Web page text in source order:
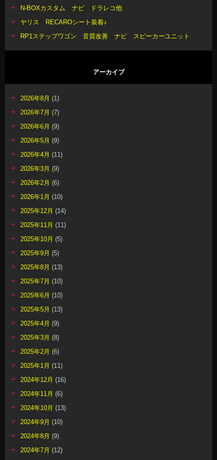
N-BOXカスタム ナビ ドラレコ他
ヤリス RECAROシート装着♪
RP1ステップワゴン 音質改善 ナビ スピーカーユニット
アーカイブ
2026年8月 (1)
2026年7月 (7)
2026年6月 (9)
2026年5月 (9)
2026年4月 (11)
2026年3月 (9)
2026年2月 (6)
2026年1月 (10)
2025年12月 (14)
2025年11月 (11)
2025年10月 (5)
2025年9月 (5)
2025年8月 (13)
2025年7月 (10)
2025年6月 (10)
2025年5月 (13)
2025年4月 (9)
2025年3月 (8)
2025年2月 (6)
2025年1月 (11)
2024年12月 (16)
2024年11月 (6)
2024年10月 (13)
2024年9月 (10)
2024年8月 (9)
2024年7月 (12)